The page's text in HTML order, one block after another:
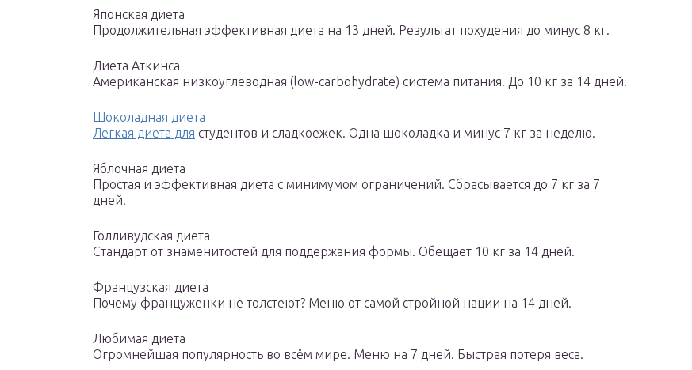
Японская диета
Продолжительная эффективная диета на 13 дней. Результат похудения до минус 8 кг.
Диета Аткинса
Американская низкоуглеводная (low-carbohydrate) система питания. До 10 кг за 14 дней.
Шоколадная диета
Легкая диета для студентов и сладкоежек. Одна шоколадка и минус 7 кг за неделю.
Яблочная диета
Простая и эффективная диета с минимумом ограничений. Сбрасывается до 7 кг за 7
дней.
Голливудская диета
Стандарт от знаменитостей для поддержания формы. Обещает 10 кг за 14 дней.
Французская диета
Почему француженки не толстеют? Меню от самой стройной нации на 14 дней.
Любимая диета
Огромнейшая популярность во всём мире. Меню на 7 дней. Быстрая потеря веса.